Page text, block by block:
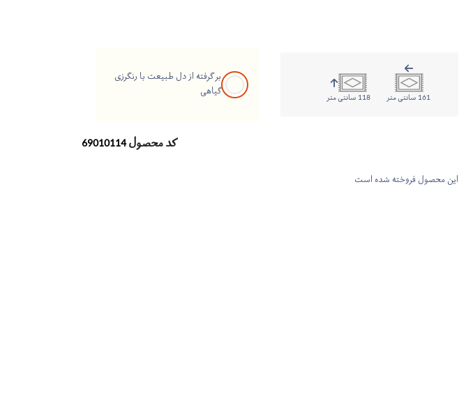
161 سانتی متر 118 سانتی متر
بر گرفته از دل طبیعت با رنگرزی
گیاهی
کد محصول69010114
این محصول فروخته شده است